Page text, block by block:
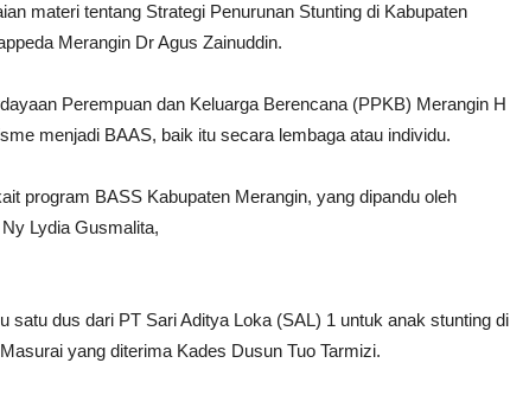
materi tentang Strategi Penurunan Stunting di Kabupaten
Merangin Dr Agus Zainuddin.
Perempuan dan Keluarga Berencana (PPKB) Merangin H
menjadi BAAS, baik itu secara lembaga atau individu.
program BASS Kabupaten Merangin, yang dipandu oleh
Lydia Gusmalita,
satu dus dari PT Sari Aditya Loka (SAL) 1 untuk anak stunting di
yang diterima Kades Dusun Tuo Tarmizi.